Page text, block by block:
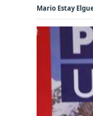
Mario Estay